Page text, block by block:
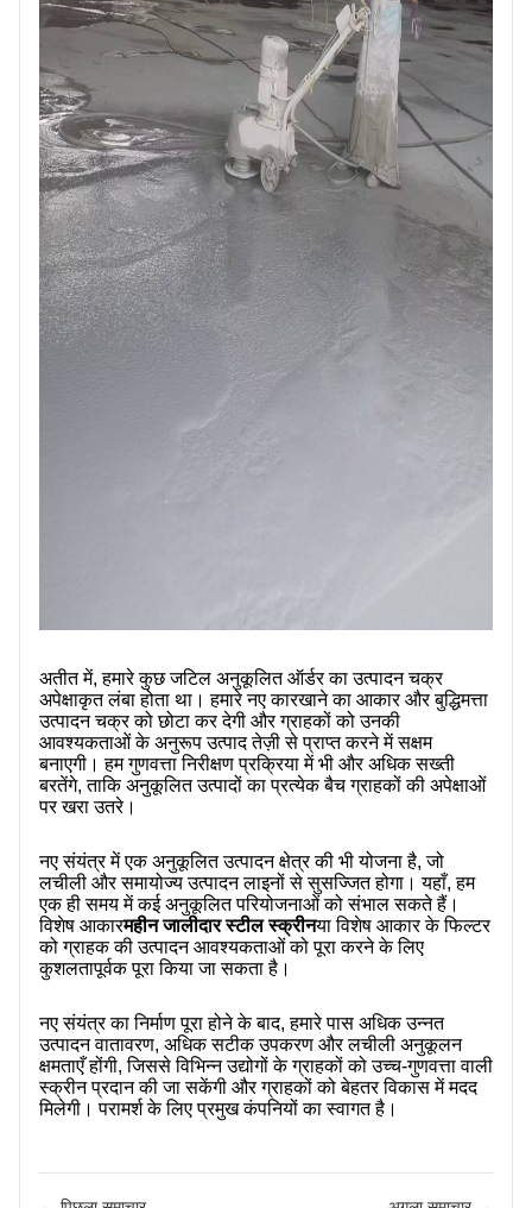
अतीत में, हमारे कुछ जटिल अनुकूलित ऑर्डर का उत्पादन चक्र
अपेक्षाकृत लंबा होता था। हमारे नए कारखाने का आकार और बुद्धिमत्ता
उत्पादन चक्र को छोटा कर देगी और ग्राहकों को उनकी
आवश्यकताओं के अनुरूप उत्पाद तेज़ी से प्राप्त करने में सक्षम
बनाएगी। हम गुणवत्ता निरीक्षण प्रक्रिया में भी और अधिक सख्ती
बरतेंगे, ताकि अनुकूलित उत्पादों का प्रत्येक बैच ग्राहकों की अपेक्षाओं
पर खरा उतरे।
नए संयंत्र में एक अनुकूलित उत्पादन क्षेत्र की भी योजना है, जो
लचीली और समायोज्य उत्पादन लाइनों से सुसज्जित होगा। यहाँ, हम
एक ही समय में कई अनुकूलित परियोजनाओं को संभाल सकते हैं।
विशेष आकारमहीन जालीदार स्टील स्क्रीनया विशेष आकार के फिल्टर
को ग्राहक की उत्पादन आवश्यकताओं को पूरा करने के लिए
कुशलतापूर्वक पूरा किया जा सकता है।
नए संयंत्र का निर्माण पूरा होने के बाद, हमारे पास अधिक उन्नत
उत्पादन वातावरण, अधिक सटीक उपकरण और लचीली अनुकूलन
क्षमताएँ होंगी, जिससे विभिन्न उद्योगों के ग्राहकों को उच्च-गुणवत्ता वाली
स्क्रीन प्रदान की जा सकेंगी और ग्राहकों को बेहतर विकास में मदद
मिलेगी। परामर्श के लिए प्रमुख कंपनियों का स्वागत है।